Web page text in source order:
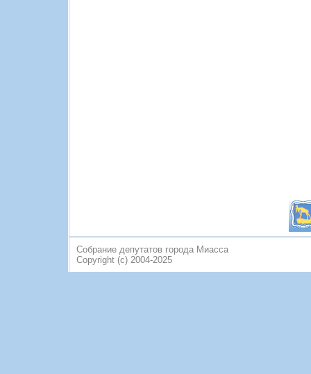
Собрание депутатов города Миасса
Copyright (c) 2004-2025